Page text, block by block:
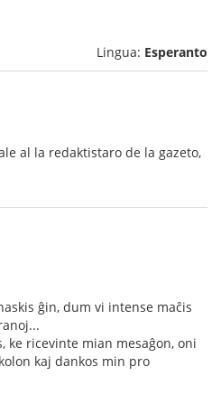
Lingua: Esperanto
al la redaktistaro de la gazeto,
ĝin, dum vi intense maĉis
ke ricevinte mian mesaĝon, oni
kaj dankos min pro